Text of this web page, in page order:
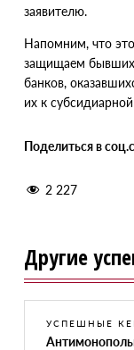
заявителю.
Напомним, что
защищаем бывших
банков,
их к
Поделиться в
2 227
Другие
УСПЕШНЫЕ